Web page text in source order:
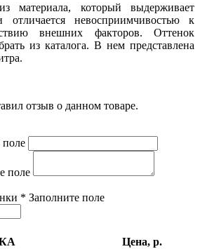
материала, который выдерживает
невосприимчивостью к
внешних факторов. Оттенок
из каталога. В нем представлена
отзыв о данном товаре.
поле
поле
* Заполните поле
Цена, р.